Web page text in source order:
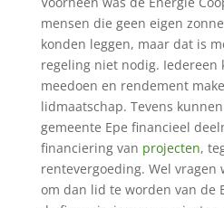
mensen die geen eigen
konden leggen, maar dat is
regeling niet nodig. Iedereen
meedoen en rendement
lidmaatschap. Tevens
gemeente Epe financieel
financiering van projecten,
rentevergoeding. Wel vragen
om dan lid te worden van de